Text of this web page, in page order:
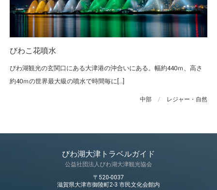
びわこ花噴水
びわ湖観光の玄関口にある大津港の沖合いにある。幅約440ｍ、高さ
約40ｍの世界最大級の噴水で時間毎に[...]
中部 / レジャー・自然
びわ湖大津トラベルガイド
公益社団法人びわ湖大津観光協会
〒520-0037
滋賀県大津市御陵町2-3 市民文化会館内